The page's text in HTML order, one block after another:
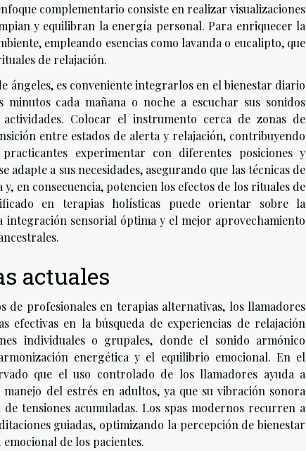
complementario consiste en realizar visualizaciones
y equilibran la energía personal. Para enriquecer la
empleando esencias como lavanda o eucalipto, que
de relajación.
ángeles, es conveniente integrarlos en el bienestar diario
cada mañana o noche a escuchar sus sonidos
Colocar el instrumento cerca de zonas de
entre estados de alerta y relajación, contribuyendo
experimentar con diferentes posiciones y
a sus necesidades, asegurando que las técnicas de
en consecuencia, potencien los efectos de los rituales de
en terapias holísticas puede orientar sobre la
integración sensorial óptima y el mejor aprovechamiento
actuales
profesionales en terapias alternativas, los llamadores
efectivas en la búsqueda de experiencias de relajación
individuales o grupales, donde el sonido armónico
energética y el equilibrio emocional. En el
que el uso controlado de los llamadores ayuda a
del estrés en adultos, ya que su vibración sonora
tensiones acumuladas. Los spas modernos recurren a
guiadas, optimizando la percepción de bienestar
de los pacientes.